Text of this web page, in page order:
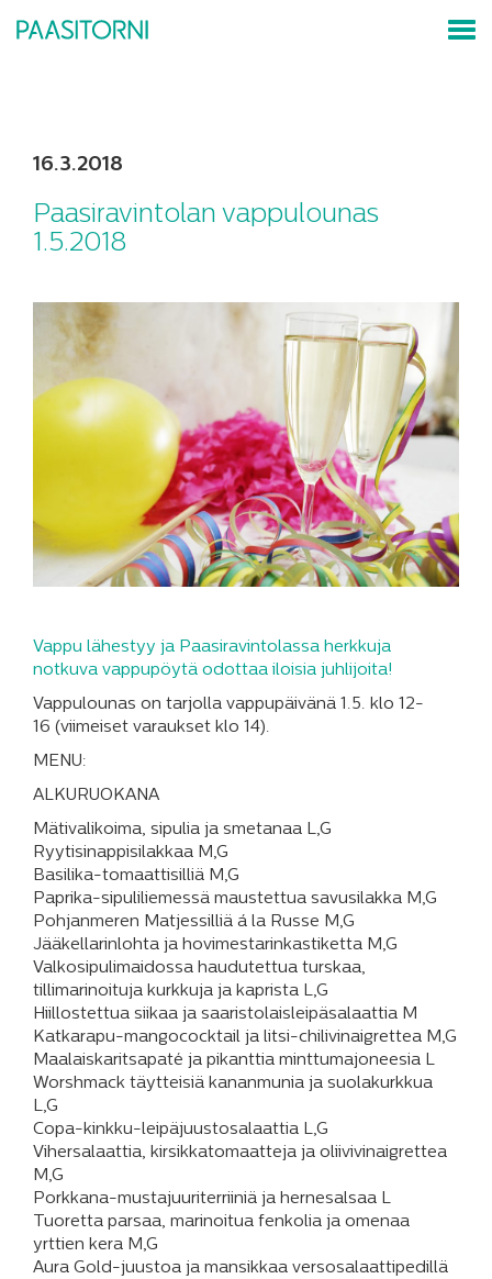
16.3.2018
Paasiravintolan vappulounas
1.5.2018
Vappu lähestyy ja Paasiravintolassa herkkuja
notkuva vappupöytä odottaa iloisia juhlijoita!
Vappulounas on tarjolla vappupäivänä 1.5. klo 12-
16 (viimeiset varaukset klo 14).
MENU:
ALKURUOKANA
Mätivalikoima, sipulia ja smetanaa L,G
Ryytisinappisilakkaa M,G
Basilika-tomaattisilliä M,G
Paprika-sipuliliemessä maustettua savusilakka M,G
Pohjanmeren Matjessilliä á la Russe M,G
Jääkellarinlohta ja hovimestarinkastiketta M,G
Valkosipulimaidossa haudutettua turskaa,
tillimarinoituja kurkkuja ja kaprista L,G
Hiillostettua siikaa ja saaristolaisleipäsalaattia M
Katkarapu-mangococktail ja litsi-chilivinaigrettea M,G
Maalaiskaritsapaté ja pikanttia minttumajoneesia L
Worshmack täytteisiä kananmunia ja suolakurkkua
L,G
Copa-kinkku-leipäjuustosalaattia L,G
Vihersalaattia, kirsikkatomaatteja ja oliivivinaigrettea
M,G
Porkkana-mustajuuriterriiniä ja hernesalsaa L
Tuoretta parsaa, marinoitua fenkolia ja omenaa
yrttien kera M,G
Aura Gold-juustoa ja mansikkaa versosalaattipedillä